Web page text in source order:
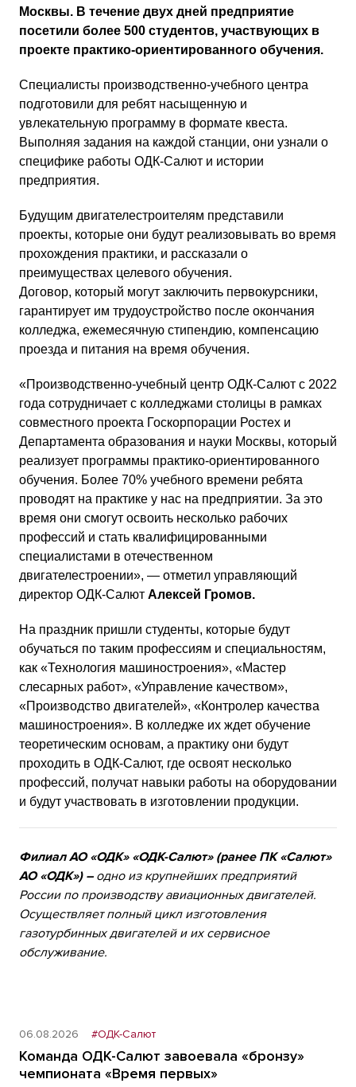
Москвы. В течение двух дней предприятие
посетили более 500 студентов, участвующих в
проекте практико-ориентированного обучения.
Специалисты производственно-учебного центра
подготовили для ребят насыщенную и
увлекательную программу в формате квеста.
Выполняя задания на каждой станции, они узнали о
специфике работы ОДК-Салют и истории
предприятия.
Будущим двигателестроителям представили
проекты, которые они будут реализовывать во время
прохождения практики, и рассказали о
преимуществах целевого обучения.
Договор, который могут заключить первокурсники,
гарантирует им трудоустройство после окончания
колледжа, ежемесячную стипендию, компенсацию
проезда и питания на время обучения.
«Производственно-учебный центр ОДК-Салют с 2022
года сотрудничает с колледжами столицы в рамках
совместного проекта Госкорпорации Ростех и
Департамента образования и науки Москвы, который
реализует программы практико-ориентированного
обучения. Более 70% учебного времени ребята
проводят на практике у нас на предприятии. За это
время они смогут освоить несколько рабочих
профессий и стать квалифицированными
специалистами в отечественном
двигателестроении», — отметил управляющий
директор ОДК-Салют Алексей Громов.
На праздник пришли студенты, которые будут
обучаться по таким профессиям и специальностям,
как «Технология машиностроения», «Мастер
слесарных работ», «Управление качеством»,
«Производство двигателей», «Контролер качества
машиностроения». В колледже их ждет обучение
теоретическим основам, а практику они будут
проходить в ОДК-Салют, где освоят несколько
профессий, получат навыки работы на оборудовании
и будут участвовать в изготовлении продукции.
Филиал АО «ОДК» «ОДК-Салют» (ранее ПК «Салют»
АО «ОДК») – одно из крупнейших предприятий
России по производству авиационных двигателей.
Осуществляет полный цикл изготовления
газотурбинных двигателей и их сервисное
обслуживание.
06.08.2026 #ОДК-Салют
Команда ОДК-Салют завоевала «бронзу»
чемпионата «Время первых»